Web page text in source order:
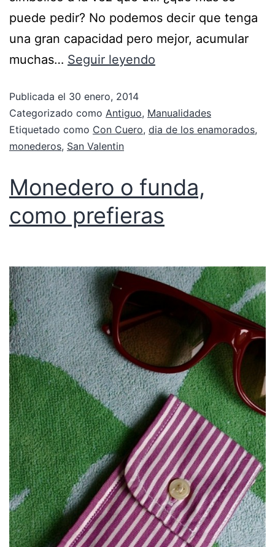
puede pedir? No podemos decir que tenga
una gran capacidad pero mejor, acumular
muchas… Seguir leyendo
Publicada el 30 enero, 2014
Categorizado como Antiguo, Manualidades
Etiquetado como Con Cuero, dia de los enamorados,
monederos, San Valentin
Monedero o funda,
como prefieras